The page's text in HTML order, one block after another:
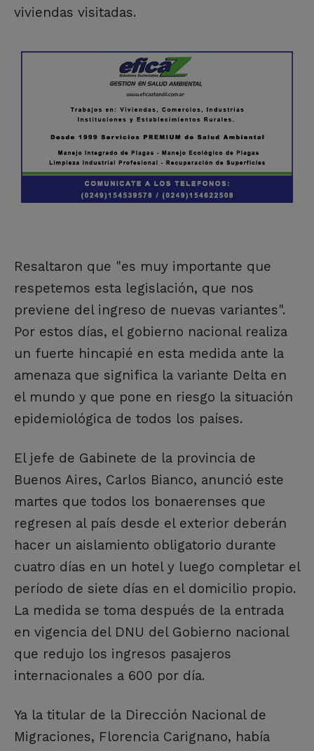
viviendas visitadas.
Resaltaron que "es muy importante que
respetemos esta legislación, que nos
previene del ingreso de nuevas variantes".
Por estos días, el gobierno nacional realiza
un fuerte hincapié en esta medida ante la
amenaza que significa la variante Delta en
el mundo y que pone en riesgo la situación
epidemiológica de todos los países.
El jefe de Gabinete de la provincia de
Buenos Aires, Carlos Bianco, anunció este
martes que todos los bonaerenses que
regresen al país desde el exterior deberán
hacer un aislamiento obligatorio durante
cuatro días en un hotel y luego completar el
período de siete días en el domicilio propio.
La medida se toma después de la entrada
en vigencia del DNU del Gobierno nacional
que redujo los ingresos pasajeros
internacionales a 600 por día.
Ya la titular de la Dirección Nacional de
Migraciones, Florencia Carignano, había